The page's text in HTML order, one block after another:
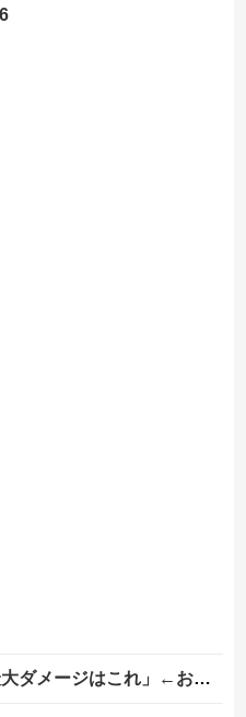
ジはこれ」←お前ら耐えられる？